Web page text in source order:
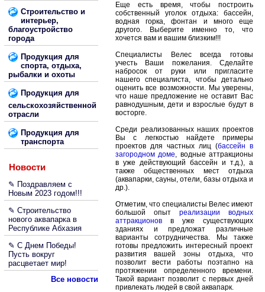
Строительство и
интерьер,
благоустройство
города
Продукция для
спорта, отдыха,
рыбалки и охоты
Продукция для
сельскохозяйственной
отрасли
Продукция для
транспорта
Новости
✎ Поздравляем с
Новым 2023 годом!!!
✎ Строительство
нового аквапарка в
Республике Абхазия
✎ С Днем Победы!
Пусть вокруг
расцветает мир!
Все новости
Еще есть время, чтобы построить
собственный уголок отдыха: бассейн,
водная горка, фонтан и много еще
другого. Выберите именно то, что
хочется вам и вашим близким!!!
Специалисты Велес всегда готовы
учесть Ваши пожелания. Сделайте
набросок от руки или пригласите
нашего специалиста, чтобы детально
оценить все возможности. Мы уверены,
что наше предложение не оставит Вас
равнодушным, дети и взрослые будут в
восторге.
Среди реализованных наших проектов
Вы с легкостью найдете примеры
проектов для частных лиц (бассейн в
загородном доме, водные аттракционы
в уже действующий бассейн и т.д.), а
также общественных мест отдыха
(аквапарки, сауны, отели, базы отдыха и
др.).
Отметим, что специалисты Велес имеют
большой опытреализации водных
аттракционовв уже существующих
зданиях и предложат различные
варианты сотрудничества. Мы также
готовы предложить интересный проект
развития вашей зоны отдыха, что
позволит вести работы поэтапно на
протяжении определенного времени.
Такой вариант позволит с первых дней
привлекать людей в свой аквапарк.